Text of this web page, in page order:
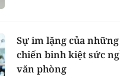
Sự im lặng của
chiến binh kiệt sức
văn phòng